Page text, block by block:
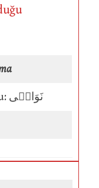
Çoğulu: نَوَاصٖى